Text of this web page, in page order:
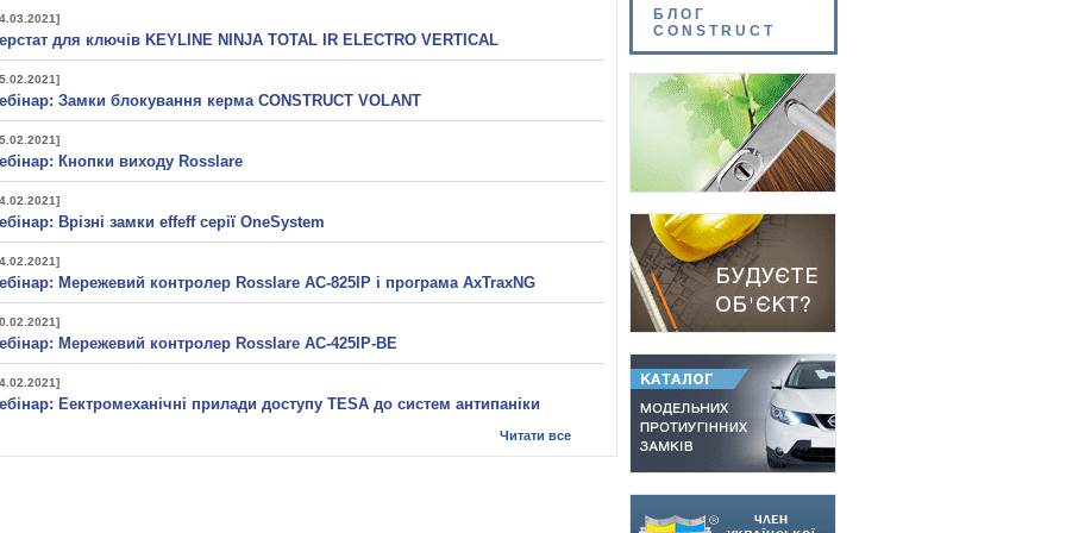
для ключів KEYLINE NINJA TOTAL IR ELECTRO VERTICAL
Замки блокування керма CONSTRUCT VOLANT
Кнопки виходу Rosslare
Врізні замки effeff серії OneSystem
Мережевий контролер Rosslare AC-825IP і програма AxTraxNG
Мережевий контролер Rosslare AC-425IP-BE
Еектромеханічні прилади доступу TESA до систем антипаніки
Читати все
БЛОГ
CONSTRUCT